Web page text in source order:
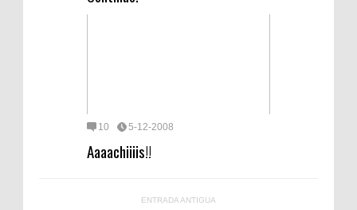
10 5-12-2008
Aaaachiiiis!!
ENTRADA ANTIGUA